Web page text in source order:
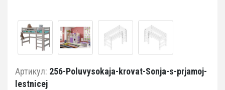
Артикул: 256-Poluvysokaja-krovat-Sonja-s-prjamoj-
lestnicej